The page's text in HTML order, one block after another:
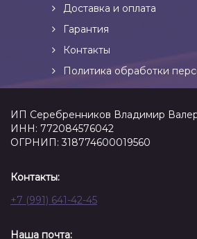
Доставка и оплата
Гарантия
Контакты
Политика обработки
ИП Серебренников Владимир
ИНН: 772084576042
ОГРНИП: 318774600019560
Контакты:
+7 (991) 641-42-45
Наша почта: